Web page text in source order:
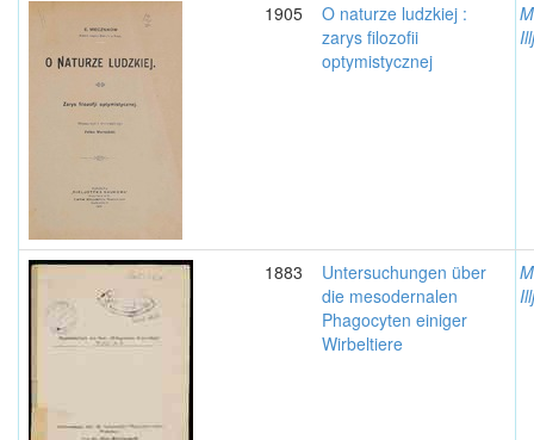
1905
O naturze ludzkiej :
zarys filozofii
optymistycznej
1883
Untersuchungen über
die mesodernalen
Phagocyten einiger
Wirbeltiere